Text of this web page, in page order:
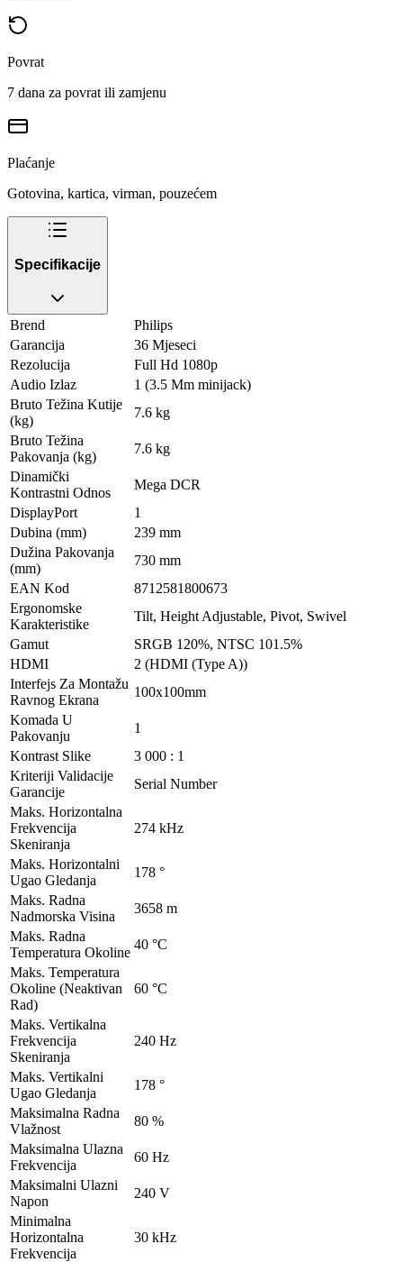
Povrat
7 dana za povrat ili zamjenu
Plaćanje
Gotovina, kartica, virman, pouzećem
Specifikacije
Brend
Philips
Garancija
36 Mjeseci
Rezolucija
Full Hd 1080p
Audio Izlaz
1 (3.5 Mm minijack)
Bruto Težina Kutije
(kg)
7.6 kg
Bruto Težina
Pakovanja (kg)
7.6 kg
Dinamički
Kontrastni Odnos
Mega DCR
DisplayPort
1
Dubina (mm)
239 mm
Dužina Pakovanja
(mm)
730 mm
EAN Kod
8712581800673
Ergonomske
Karakteristike
Tilt, Height Adjustable, Pivot, Swivel
Gamut
SRGB 120%, NTSC 101.5%
HDMI
2 (HDMI (Type A))
Interfejs Za Montažu
Ravnog Ekrana
100x100mm
Komada U
Pakovanju
1
Kontrast Slike
3 000 : 1
Kriteriji Validacije
Garancije
Serial Number
Maks. Horizontalna
Frekvencija
Skeniranja
274 kHz
Maks. Horizontalni
Ugao Gledanja
178 °
Maks. Radna
Nadmorska Visina
3658 m
Maks. Radna
Temperatura Okoline
40 °C
Maks. Temperatura
Okoline (Neaktivan
Rad)
60 °C
Maks. Vertikalna
Frekvencija
Skeniranja
240 Hz
Maks. Vertikalni
Ugao Gledanja
178 °
Maksimalna Radna
Vlažnost
80 %
Maksimalna Ulazna
Frekvencija
60 Hz
Maksimalni Ulazni
Napon
240 V
Minimalna
Horizontalna
Frekvencija
30 kHz